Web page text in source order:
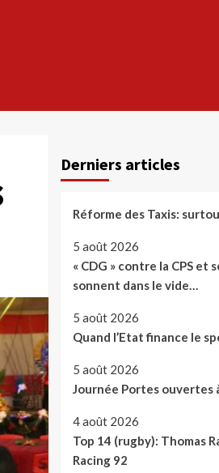
Derniers articles
Réforme des Taxis:
5 août 2026
« CDG » contre la CPS et
sonnent dans le vide…
5 août 2026
Quand l’Etat finance le
5 août 2026
Journée Portes ouvertes
4 août 2026
Top 14 (rugby): Thomas
Racing 92